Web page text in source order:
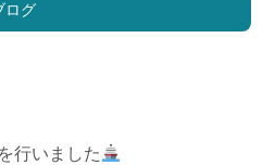
ログ
行いました